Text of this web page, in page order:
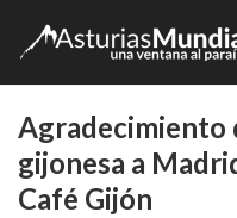
Agradecimiento
gijonesa a
Café Gijón